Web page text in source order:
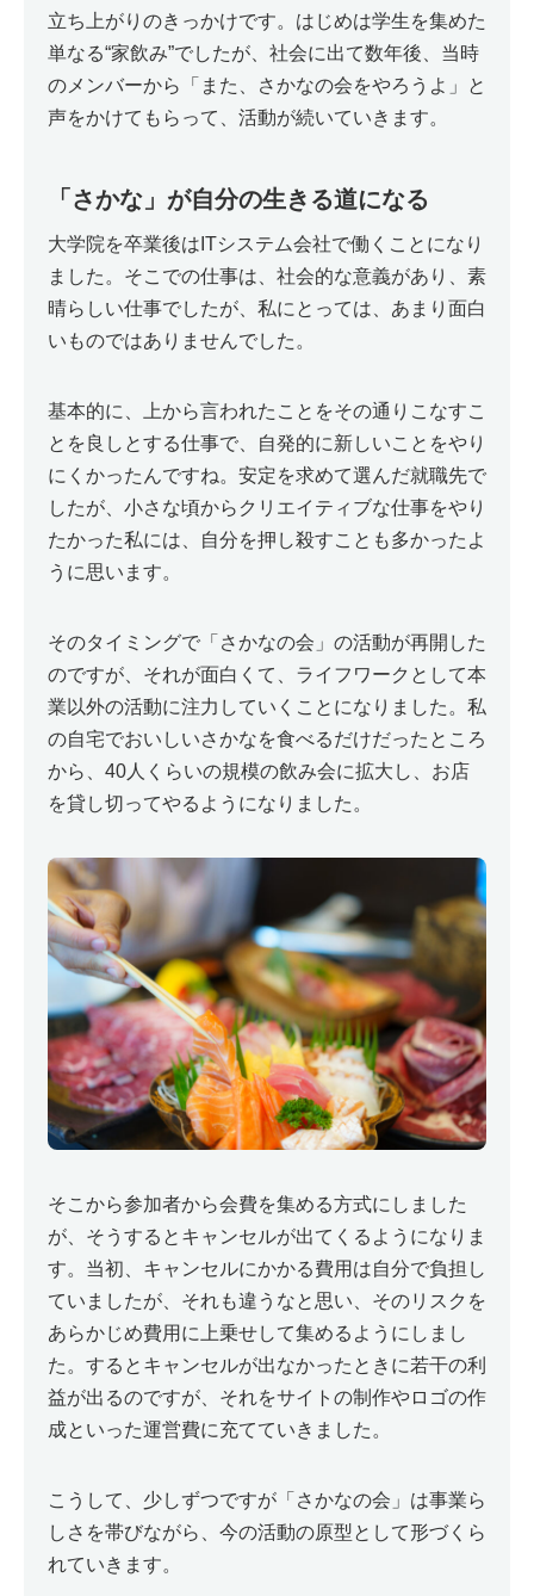
立ち上がりのきっかけです。はじめは学生を集めた
単なる“家飲み”でしたが、社会に出て数年後、当時
のメンバーから「また、さかなの会をやろうよ」と
声をかけてもらって、活動が続いていきます。
「さかな」が自分の生きる道になる
大学院を卒業後はITシステム会社で働くことになり
ました。そこでの仕事は、社会的な意義があり、素
晴らしい仕事でしたが、私にとっては、あまり面白
いものではありませんでした。
基本的に、上から言われたことをその通りこなすこ
とを良しとする仕事で、自発的に新しいことをやり
にくかったんですね。安定を求めて選んだ就職先で
したが、小さな頃からクリエイティブな仕事をやり
たかった私には、自分を押し殺すことも多かったよ
うに思います。
そのタイミングで「さかなの会」の活動が再開した
のですが、それが面白くて、ライフワークとして本
業以外の活動に注力していくことになりました。私
の自宅でおいしいさかなを食べるだけだったところ
から、40人くらいの規模の飲み会に拡大し、お店
を貸し切ってやるようになりました。
そこから参加者から会費を集める方式にしました
が、そうするとキャンセルが出てくるようになりま
す。当初、キャンセルにかかる費用は自分で負担し
ていましたが、それも違うなと思い、そのリスクを
あらかじめ費用に上乗せして集めるようにしまし
た。するとキャンセルが出なかったときに若干の利
益が出るのですが、それをサイトの制作やロゴの作
成といった運営費に充てていきました。
こうして、少しずつですが「さかなの会」は事業ら
しさを帯びながら、今の活動の原型として形づくら
れていきます。